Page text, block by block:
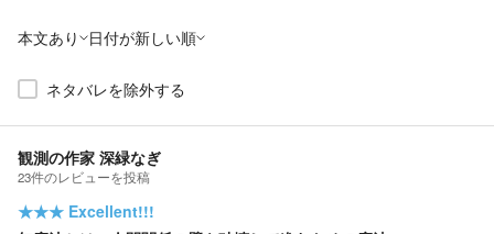
本文あり 日付が新しい順
ネタバレを除外する
観測の作家 深緑なぎ
23件のレビューを投稿
★★★ Excellent!!!